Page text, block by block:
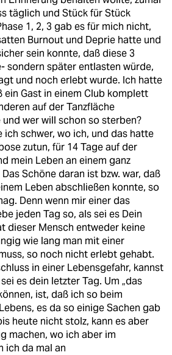
täglich und Stück für Stück
1, 2, 3 gab es für mich nicht,
Burnout und Deprie hatte und
sein konnte, daß diese 3
sondern später entlasten würde,
und noch erlebt wurde. Ich hatte
ein Gast in einem Club komplett
auf der Tanzfläche
wer will schon so sterben?
schwer, wo ich, und das hatte
zutun, für 14 Tage auf der
mein Leben an einem ganz
Schöne daran ist bzw. war, daß
Leben abschließen konnte, so
Denn wenn mir einer das
jeden Tag so, als sei es Dein
dieser Mensch entweder keine
wie lang man mit einer
so noch nicht erlebt gehabt.
in einer Lebensgefahr, kannst
es dein letzter Tag. Um „das
ist, daß ich so beim
es da so einige Sachen gab
heute nicht stolz, kann es aber
machen, wo ich aber im
ich da mal an